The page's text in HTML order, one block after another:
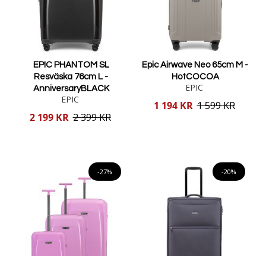
EPIC PHANTOM SL
Resväska 76cm L -
AnniversaryBLACK
EPIC
Reducerat
2 199 KR 2 399 KR
Epic Airwave Neo 65cm M -
HotCOCOA
EPIC
Reducerat
1 194 KR 1 599 KR
-27% -20%